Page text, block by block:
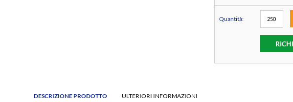
Quantità:
DESCRIZIONE PRODOTTO ULTERIORI INFORMAZIONI